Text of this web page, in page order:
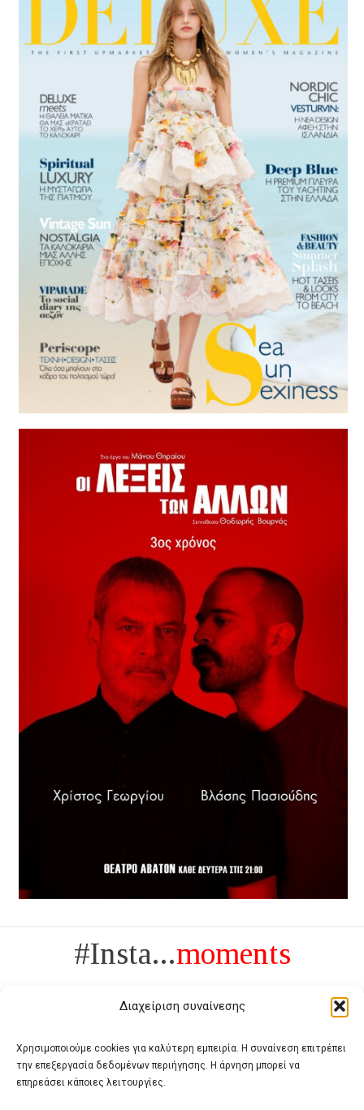
Διαχείριση συναίνεσης
Χρησιμοποιούμε cookies για καλύτερη εμπειρία. Η συναίνεση επιτρέπει
την επεξεργασία δεδομένων περιήγησης. Η άρνηση μπορεί να
επηρεάσει κάποιες λειτουργίες.
#Insta...moments
Πολυτέλεια δεν είναι το αντίθετο της ανέχειας, είναι το αντίθετο της